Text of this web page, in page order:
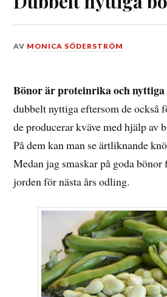
DEN
2018
AV MONICA SÖDERSTRÖM
Bönor är proteinrika och nyttiga
dubbelt nyttiga eftersom de också
de producerar kväve med hjälp av
På dem kan man se ärtliknande
Medan jag smaskar på goda bönor
jorden för nästa års odling.